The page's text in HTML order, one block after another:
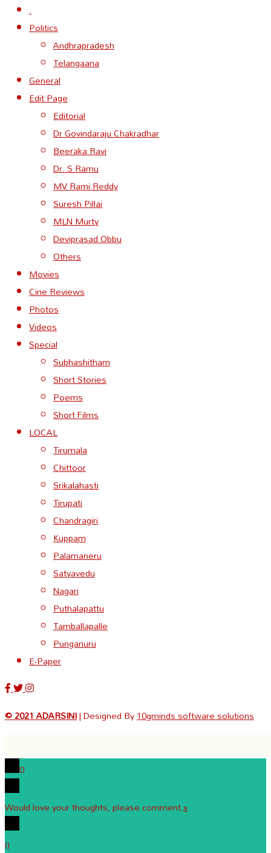
.
Politics
Andhrapradesh
Telangaana
General
Edit Page
Editorial
Dr Govindaraju Chakradhar
Beeraka Ravi
Dr. S Ramu
MV Rami Reddy
Suresh Pillai
MLN Murty
Deviprasad Obbu
Others
Movies
Cine Reviews
Photos
Videos
Special
Subhashitham
Short Stories
Poems
Short Films
LOCAL
Tirumala
Chittoor
Srikalahasti
Tirupati
Chandragiri
Kuppam
Palamaneru
Satyavedu
Nagari
Puthalapattu
Tamballapalle
Punganuru
E-Paper
© 2021 ADARSINI| Designed By10gminds software solutions
0
Would love your thoughts, please comment.x
()